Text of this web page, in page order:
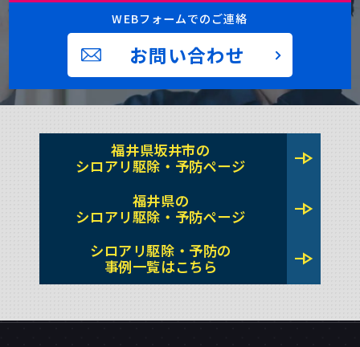
WEBフォームでのご連絡
お問い合わせ
福井県坂井市の
シロアリ駆除・予防ページ
line_end_arrow
福井県の
シロアリ駆除・予防ページ
line_end_arrow
シロアリ駆除・予防の
事例一覧はこちら
line_end_arrow